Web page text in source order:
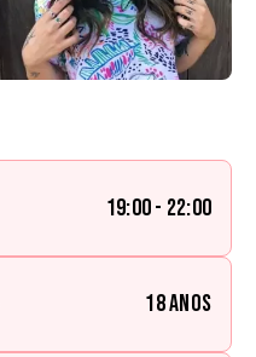
19:00 - 22:00
18 anos